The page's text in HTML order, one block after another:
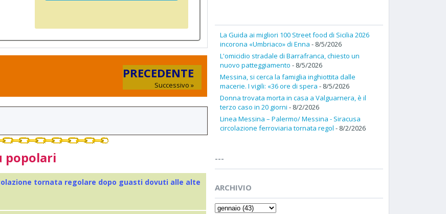
PRECEDENTE
Successivo »
popolari
tornata regolare dopo guasti dovuti alle alte
La Guida ai migliori 100 Street food di Sicilia 2026
incorona «Umbriaco» di Enna - 8/5/2026
L'omicidio stradale di Barrafranca, chiesto un
nuovo patteggiamento - 8/5/2026
Messina, si cerca la famiglia inghiottita dalle
macerie. I vigili: «36 ore di spera - 8/5/2026
Donna trovata morta in casa a Valguarnera, è il
terzo caso in 20 giorni - 8/2/2026
Linea Messina – Palermo/ Messina - Siracusa
circolazione ferroviaria tornata regol - 8/2/2026
---
ARCHIVIO